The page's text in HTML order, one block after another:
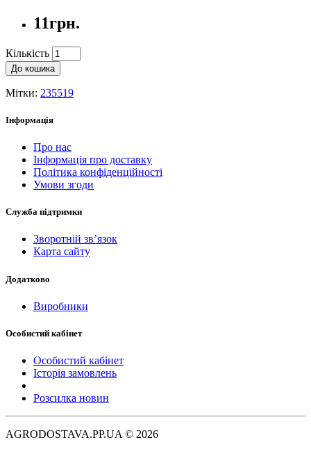
11грн.
Кількість
До кошика
Мітки: 235519
Інформація
Про нас
Інформація про доставку
Політика конфіденційності
Умови згоди
Служба підтримки
Зворотній зв’язок
Карта сайту
Додатково
Виробники
Особистий кабінет
Особистий кабінет
Історія замовлень
Розсилка новин
AGRODOSTAVA.PP.UA © 2026